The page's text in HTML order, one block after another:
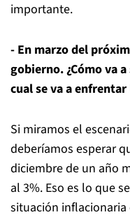
importante.
- En marzo del
gobierno. ¿Cómo va
cual se va a
Si miramos el
deberíamos esperar
diciembre de un año
al 3%. Eso es lo que
situación